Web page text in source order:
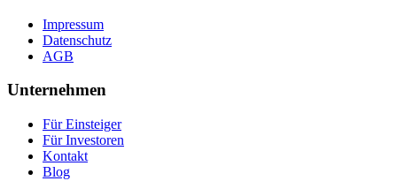
Impressum
Datenschutz
AGB
Unternehmen
Für Einsteiger
Für Investoren
Kontakt
Blog